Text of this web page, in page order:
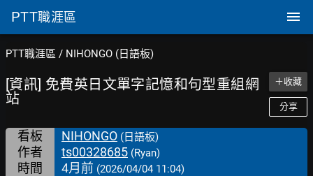
PTT職涯區
PTT職涯區 / NIHONGO (日語板)
[資訊] 免費英日文單字記憶和句型重組網
站
＋收藏
分享
看板 NIHONGO (日語板)
作者 ts00328685 (Ryan)
時間 4月前 (2026/04/04 11:04)